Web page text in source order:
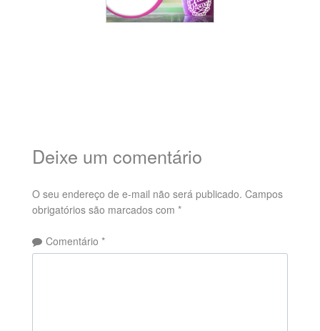
Deixe um comentário
O seu endereço de e-mail não será publicado. Campos
obrigatórios são marcados com *
Comentário *